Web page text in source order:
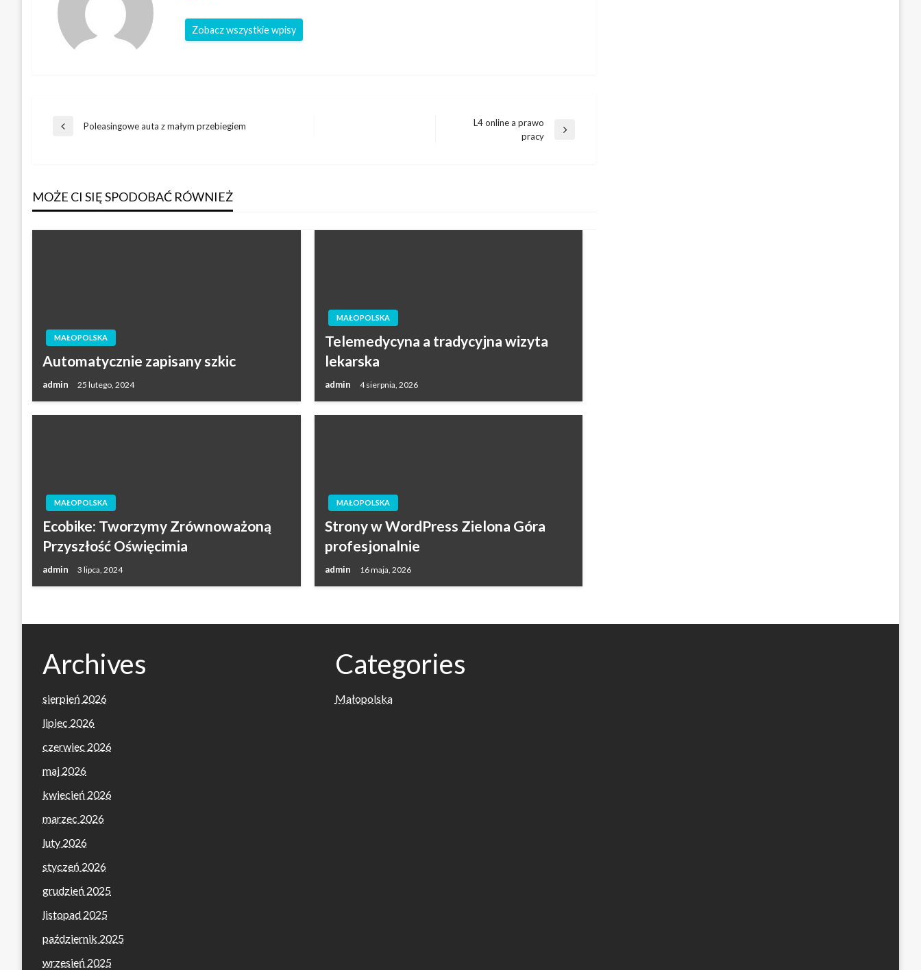
Zobacz wszystkie wpisy
Nawigacja
Poprzedni
Poleasingowe auta z małym przebiegiem
L4 online a prawo
pracy
MOŻE CI SIĘ SPODOBAĆ RÓWNIEŻ
MAŁOPOLSKA
Automatycznie zapisany szkic
admin 25 lutego, 2024
MAŁOPOLSKA
Telemedycyna a tradycyjna wizyta
lekarska
admin 4 sierpnia, 2026
MAŁOPOLSKA
Ecobike: Tworzymy Zrównoważoną
Przyszłość Oświęcimia
admin 3 lipca, 2024
MAŁOPOLSKA
Strony w WordPress Zielona Góra
profesjonalnie
admin 16 maja, 2026
Archives
sierpień 2026
lipiec 2026
czerwiec 2026
maj 2026
kwiecień 2026
marzec 2026
luty 2026
styczeń 2026
grudzień 2025
listopad 2025
październik 2025
wrzesień 2025
Categories
Małopolska